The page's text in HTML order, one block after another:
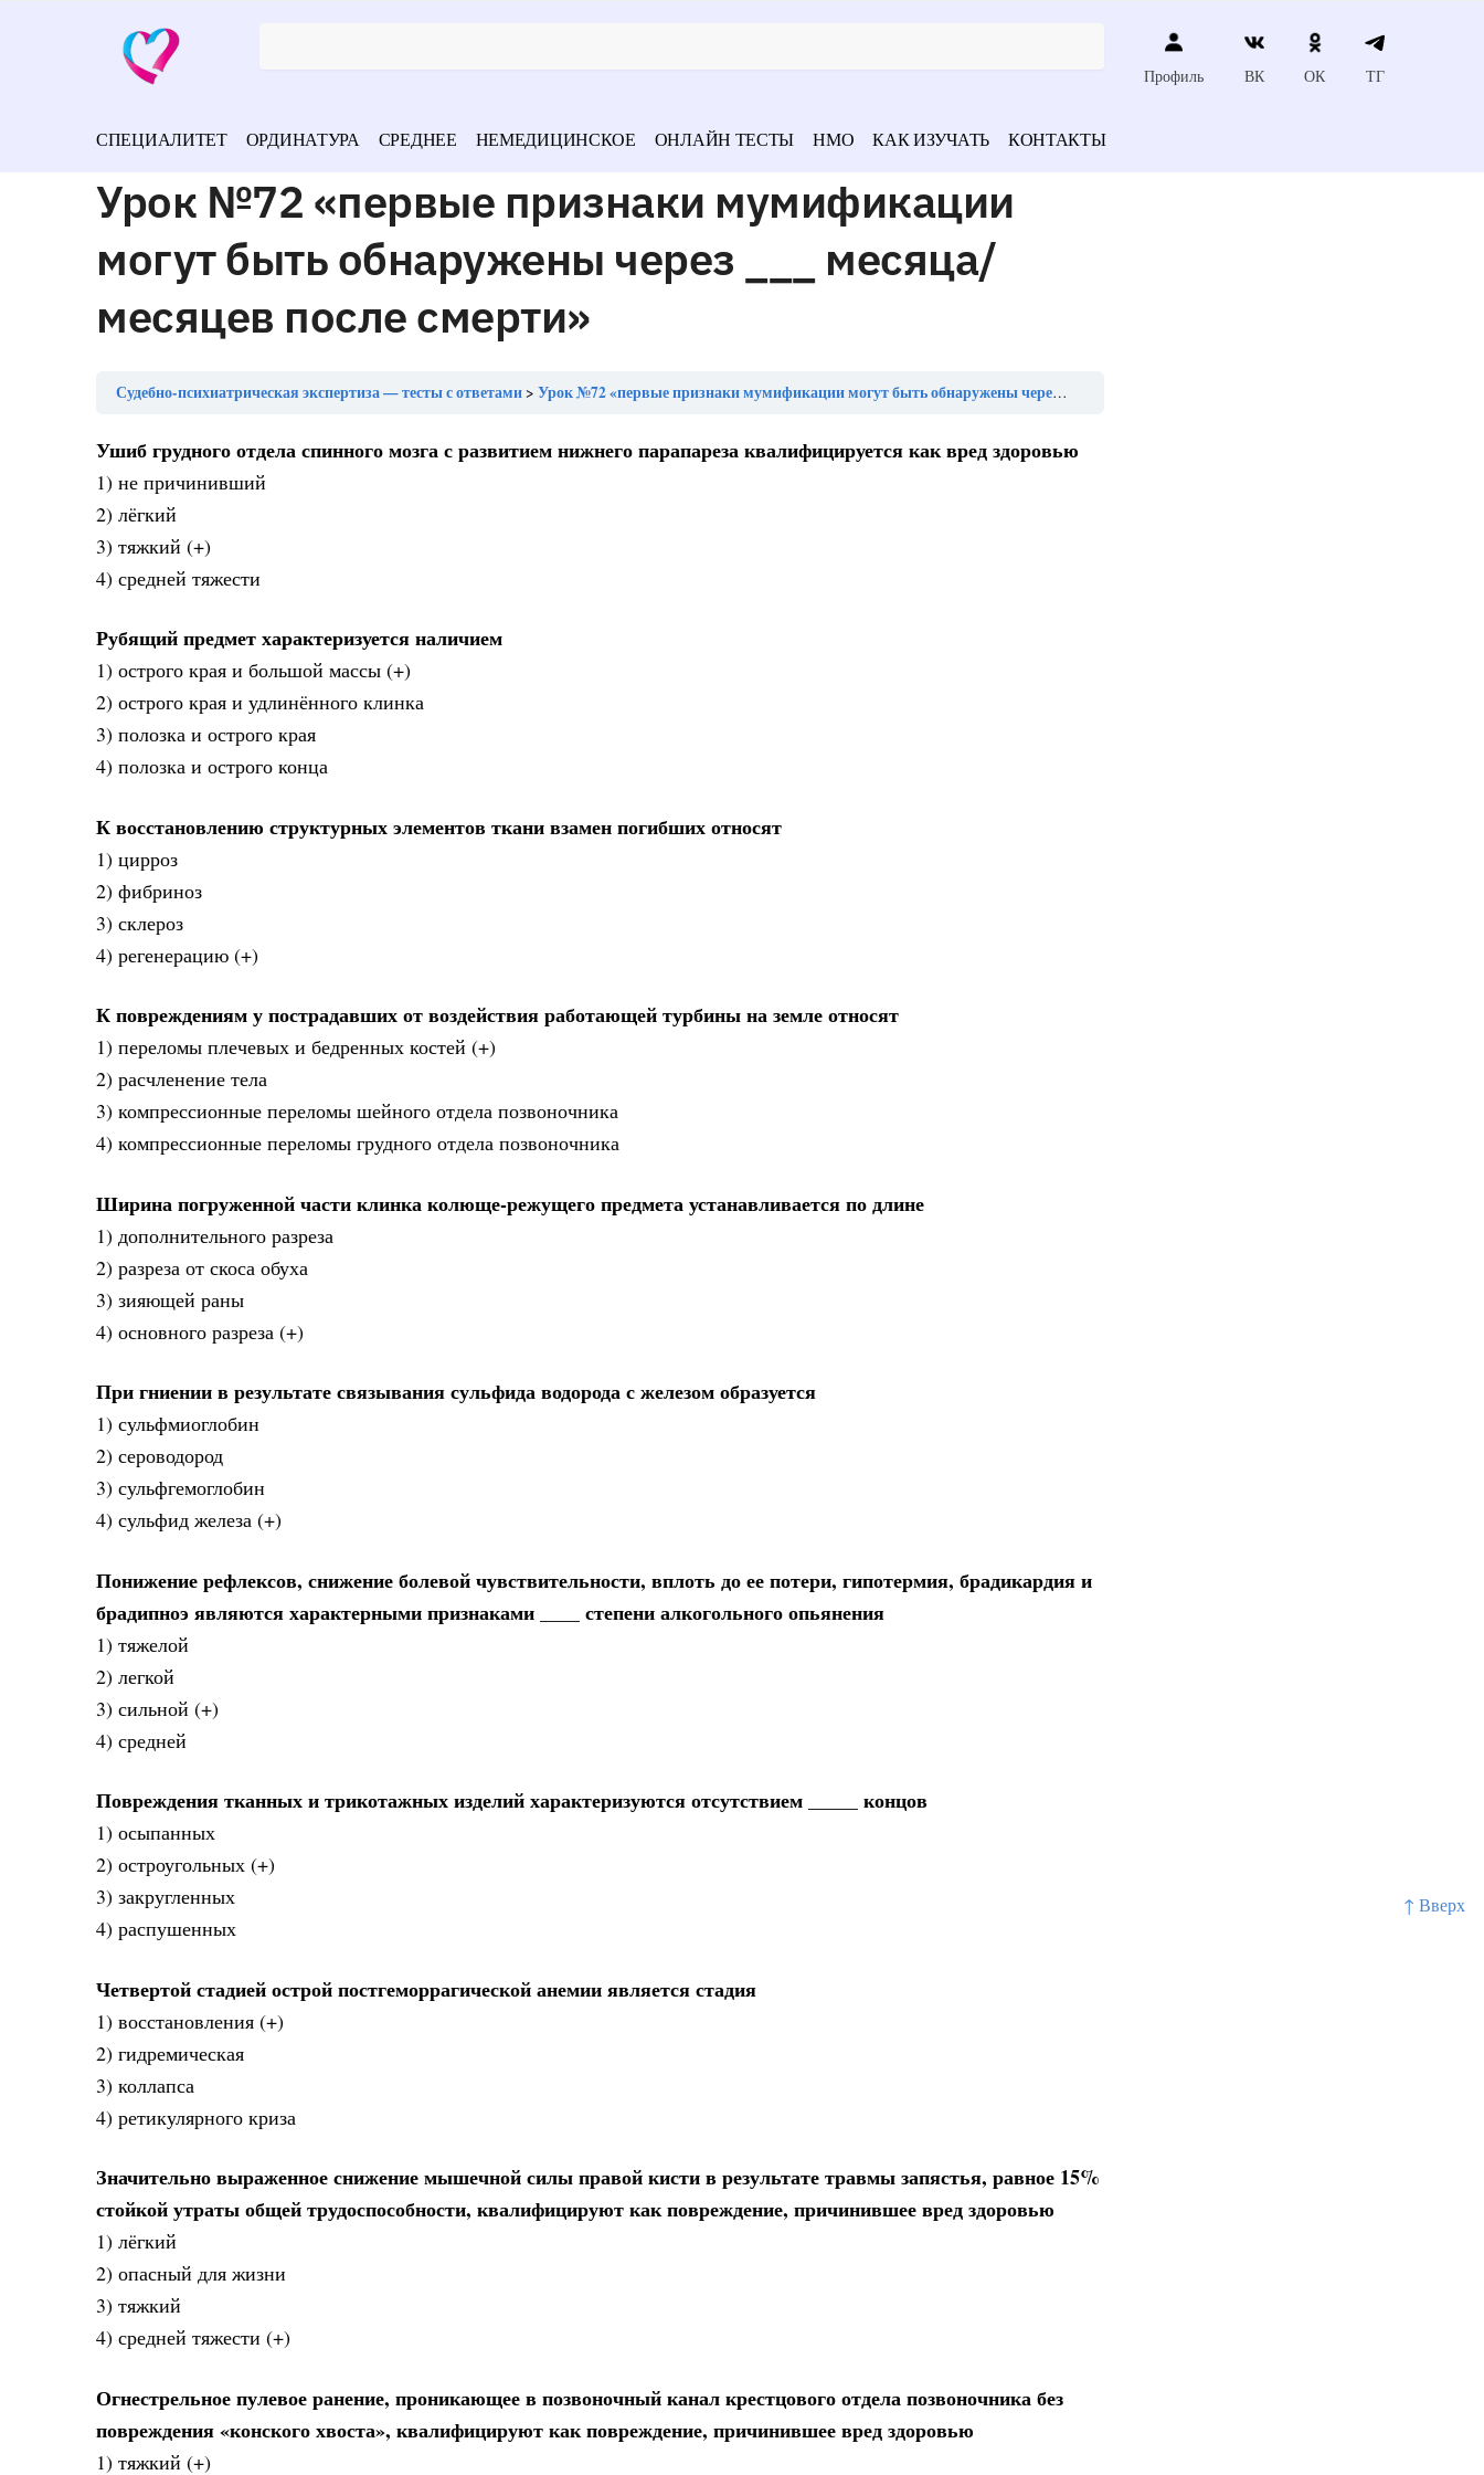
↑ Вверх
Профиль ВК ОК ТГ
СПЕЦИАЛИТЕТ ОРДИНАТУРА СРЕДНЕЕ НЕМЕДИЦИНСКОЕ ОНЛАЙН ТЕСТЫ НМО КАК ИЗУЧАТЬ КОНТАКТЫ
Урок №72 «первые признаки мумификации
могут быть обнаружены через ___ месяца/
месяцев после смерти»
Судебно-психиатрическая экспертиза — тесты с ответами Урок №72 «первые признаки мумификации могут быть обнаружены через ___ месяца/месяцев после смерти»
Ушиб грудного отдела спинного мозга с развитием нижнего парапареза квалифицируется как вред здоровью
1) не причинивший
2) лёгкий
3) тяжкий (+)
4) средней тяжести
Рубящий предмет характеризуется наличием
1) острого края и большой массы (+)
2) острого края и удлинённого клинка
3) полозка и острого края
4) полозка и острого конца
К восстановлению структурных элементов ткани взамен погибших относят
1) цирроз
2) фибриноз
3) склероз
4) регенерацию (+)
К повреждениям у пострадавших от воздействия работающей турбины на земле относят
1) переломы плечевых и бедренных костей (+)
2) расчленение тела
3) компрессионные переломы шейного отдела позвоночника
4) компрессионные переломы грудного отдела позвоночника
Ширина погруженной части клинка колюще-режущего предмета устанавливается по длине
1) дополнительного разреза
2) разреза от скоса обуха
3) зияющей раны
4) основного разреза (+)
При гниении в результате связывания сульфида водорода с железом образуется
1) сульфмиоглобин
2) сероводород
3) сульфгемоглобин
4) сульфид железа (+)
Понижение рефлексов, снижение болевой чувствительности, вплоть до ее потери, гипотермия, брадикардия и
брадипноэ являются характерными признаками ____ степени алкогольного опьянения
1) тяжелой
2) легкой
3) сильной (+)
4) средней
Повреждения тканных и трикотажных изделий характеризуются отсутствием _____ концов
1) осыпанных
2) остроугольных (+)
3) закругленных
4) распушенных
Четвертой стадией острой постгеморрагической анемии является стадия
1) восстановления (+)
2) гидремическая
3) коллапса
4) ретикулярного криза
Значительно выраженное снижение мышечной силы правой кисти в результате травмы запястья, равное 15%
стойкой утраты общей трудоспособности, квалифицируют как повреждение, причинившее вред здоровью
1) лёгкий
2) опасный для жизни
3) тяжкий
4) средней тяжести (+)
Огнестрельное пулевое ранение, проникающее в позвоночный канал крестцового отдела позвоночника без
повреждения «конского хвоста», квалифицируют как повреждение, причинившее вред здоровью
1) тяжкий (+)